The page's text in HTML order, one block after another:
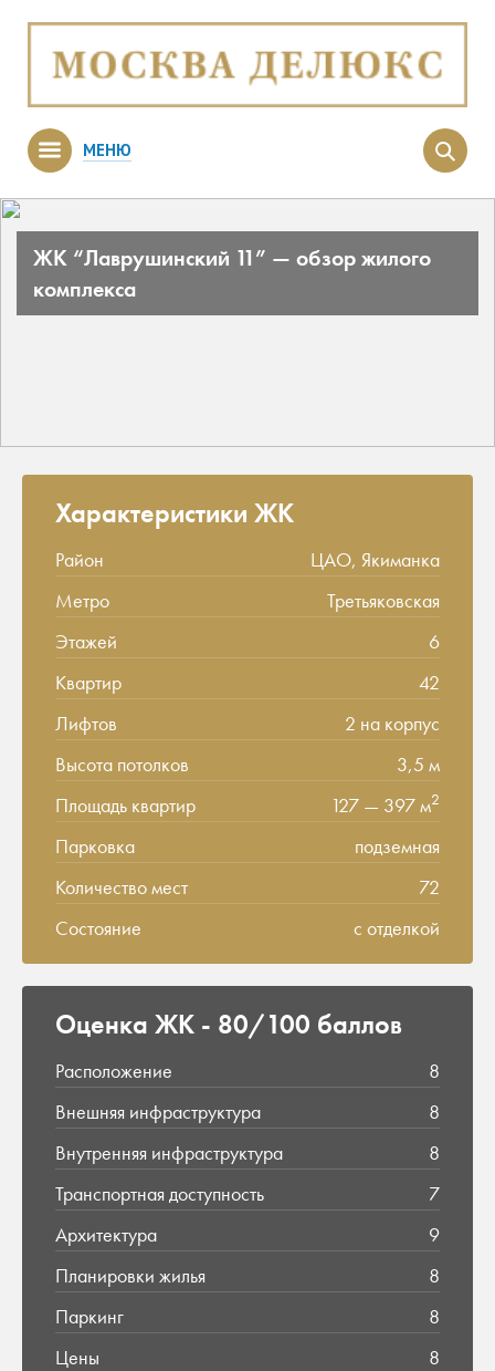
МЕНЮ
ЖК “Лаврушинский 11” — обзор жилого
комплекса
Характеристики ЖК
Район
ЦАО, Якиманка
Метро
Третьяковская
Этажей
6
Квартир
42
Лифтов
2 на корпус
Высота потолков
3,5 м
Площадь квартир
127 — 397 м2
Парковка
подземная
Количество мест
72
Состояние
с отделкой
Оценка ЖК - 80/100 баллов
Расположение
8
Внешняя инфраструктура
8
Внутренняя инфраструктура
8
Транспортная доступность
7
Архитектура
9
Планировки жилья
8
Паркинг
8
Цены
8